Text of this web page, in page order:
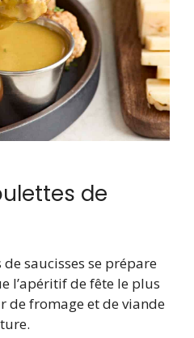
de
saucisses se prépare
l’apéritif de fête le plus
de fromage et de viande